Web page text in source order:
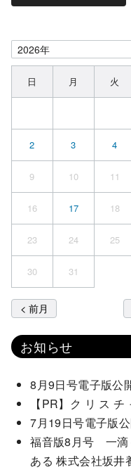
日 月 火
2 3 4
9 10 11
16 17 18
23 24 25
30 31
< 前月
お知らせ
8月9日号電子版公
【PR】ク リ ス
7月19日号電子版
福音版8月号 一滴
ある 株式会社坂